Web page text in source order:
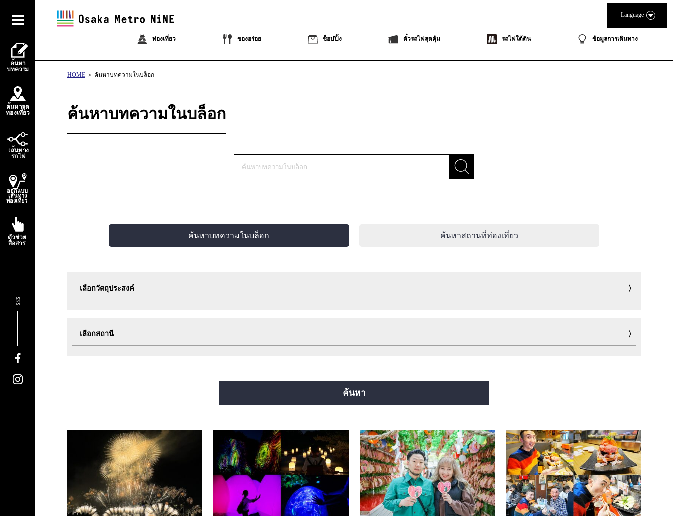
ท่องเที่ยว ของอร่อย ช็อปปิ้ง ตั๋วรถไฟสุดคุ้ม รถไฟใต้ดิน ข้อมูลการเดินทาง
Language
ค้นหา
บทความ
ค้นหาจุด
ท่องเท
ี่ยว
เส้นทาง
รถไฟ
ออกแบบ
เส้นทาง
ท่องเที่ยว
ตัวช่วย
สื่อสาร
SNS
HOME ค้นหาบทความในบล็อก
ค้นหาบทความในบล็อก
ค้นหาบทความในบล็อก ค้นหาสถานที่ท่องเที่ยว
เลือกวัตถุประสงค์
กิจกรรมอีเวนต์ ตั๋ว เกร็ดท่องเที่ยวน่ารู้ อื่นๆ
เลือกสถานี
ค้นหา